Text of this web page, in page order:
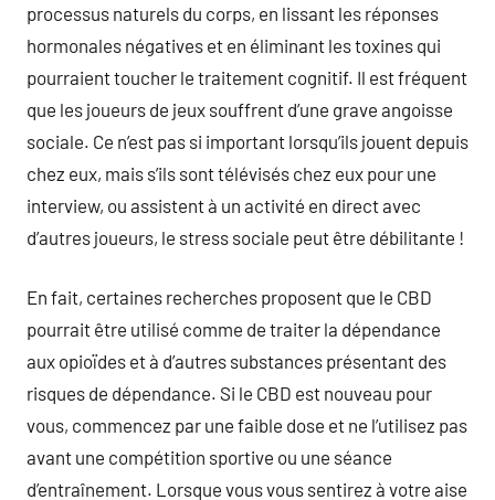
processus naturels du corps, en lissant les réponses
hormonales négatives et en éliminant les toxines qui
pourraient toucher le traitement cognitif. Il est fréquent
que les joueurs de jeux souffrent d’une grave angoisse
sociale. Ce n’est pas si important lorsqu’ils jouent depuis
chez eux, mais s’ils sont télévisés chez eux pour une
interview, ou assistent à un activité en direct avec
d’autres joueurs, le stress sociale peut être débilitante !
En fait, certaines recherches proposent que le CBD
pourrait être utilisé comme de traiter la dépendance
aux opioïdes et à d’autres substances présentant des
risques de dépendance. Si le CBD est nouveau pour
vous, commencez par une faible dose et ne l’utilisez pas
avant une compétition sportive ou une séance
d’entraînement. Lorsque vous vous sentirez à votre aise